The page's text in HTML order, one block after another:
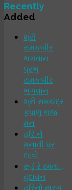
Recently
Added
શ્રી
રામકબીર
ભગવાન
પ્રભુ
રામકબીર
ભગવાન
શ્રી રામચંદ્ર
કૃપાલુ ભજ
મન
હરિ ને
મનાવી ઘર
લાવો
રૂડું રે રમતાં ,
વૃંદાવન
હરિનો મારગ